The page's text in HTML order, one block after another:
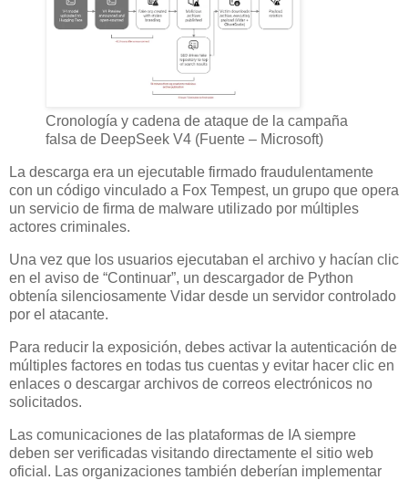
Cronología y cadena de ataque de la campaña
falsa de DeepSeek V4 (Fuente – Microsoft)
La descarga era un ejecutable firmado fraudulentamente
con un código vinculado a Fox Tempest, un grupo que opera
un servicio de firma de malware utilizado por múltiples
actores criminales.
Una vez que los usuarios ejecutaban el archivo y hacían clic
en el aviso de “Continuar”, un descargador de Python
obtenía silenciosamente Vidar desde un servidor controlado
por el atacante.
Para reducir la exposición, debes activar la autenticación de
múltiples factores en todas tus cuentas y evitar hacer clic en
enlaces o descargar archivos de correos electrónicos no
solicitados.
Las comunicaciones de las plataformas de IA siempre
deben ser verificadas visitando directamente el sitio web
oficial. Las organizaciones también deberían implementar